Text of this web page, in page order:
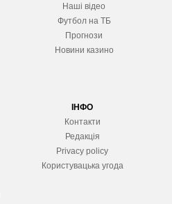
Наші відео
Футбол на ТБ
Прогнози
Новини казино
ІНФО
Контакти
Редакція
Privacy policy
Користувацька угода